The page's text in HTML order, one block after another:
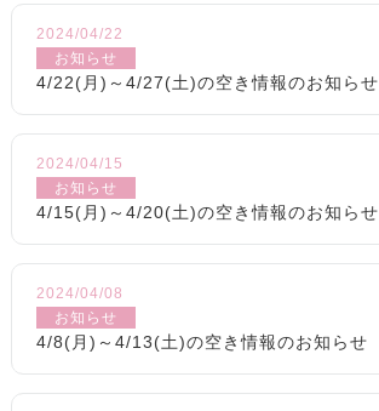
2024/04/22
お知らせ
4/22(月)～4/27(土)の空き情報のお知らせ
2024/04/15
お知らせ
4/15(月)～4/20(土)の空き情報のお知らせ
2024/04/08
お知らせ
4/8(月)～4/13(土)の空き情報のお知らせ